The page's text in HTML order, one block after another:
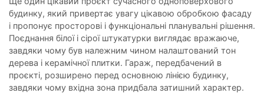
будинку, який привертає увагу цікавою обробкою фасаду
і пропонує просторові і функціональні планувальні рішення.
Поєднання білої і сірої штукатурки виглядає вражаюче,
завдяки чому був належним чином налаштований тон
дерева і керамічної плитки. Гараж, передбачений в
проєкті, розширено перед основною лінією будинку,
завдяки чому вхідна зона придбала затишний характер.